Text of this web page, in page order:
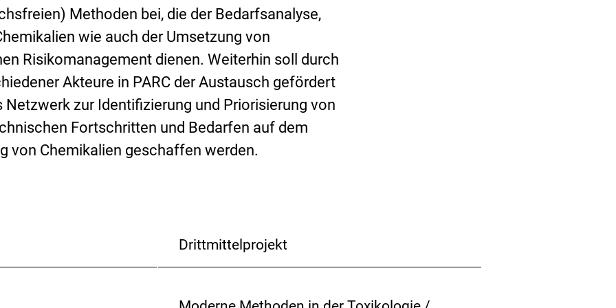
Methoden bei, die der Bedarfsanalyse,
wie auch der Umsetzung von
Risikomanagement dienen. Weiterhin soll durch
Akteure in PARC der Austausch gefördert
zur Identifizierung und Priorisierung von
Fortschritten und Bedarfen auf dem
von Chemikalien geschaffen werden.
Drittmittelprojekt